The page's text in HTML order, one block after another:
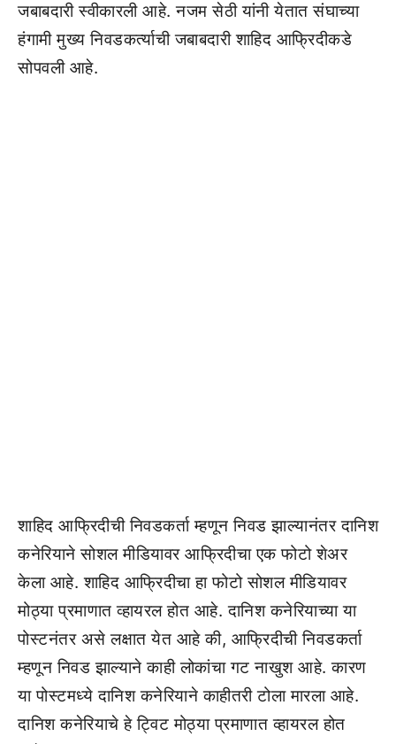
जबाबदारी स्वीकारली आहे. नजम सेठी यांनी येतात संघाच्या
हंगामी मुख्य निवडकर्त्याची जबाबदारी शाहिद आफ्रिदीकडे
सोपवली आहे.
शाहिद आफ्रिदीची निवडकर्ता म्हणून निवड झाल्यानंतर दानिश
कनेरियाने सोशल मीडियावर आफ्रिदीचा एक फोटो शेअर
केला आहे. शाहिद आफ्रिदीचा हा फोटो सोशल मीडियावर
मोठ्या प्रमाणात व्हायरल होत आहे. दानिश कनेरियाच्या या
पोस्टनंतर असे लक्षात येत आहे की, आफ्रिदीची निवडकर्ता
म्हणून निवड झाल्याने काही लोकांचा गट नाखुश आहे. कारण
या पोस्टमध्ये दानिश कनेरियाने काहीतरी टोला मारला आहे.
दानिश कनेरियाचे हे ट्विट मोठ्या प्रमाणात व्हायरल होत